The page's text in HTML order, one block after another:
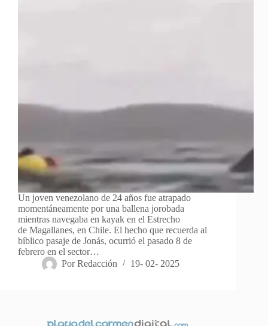
Un joven venezolano de 24 años fue atrapado
momentáneamente por una ballena jorobada
mientras navegaba en kayak en el Estrecho
de Magallanes, en Chile. El hecho que recuerda al
bíblico pasaje de Jonás, ocurrió el pasado 8 de
febrero en el sector…
Por Redacción 19- 02- 2025